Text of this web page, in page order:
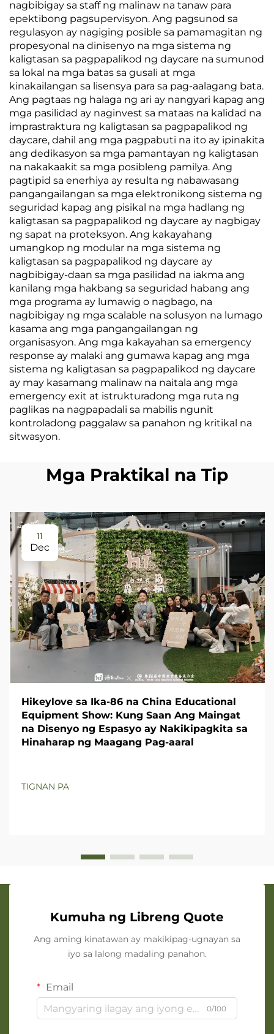
nagbibigay sa staff ng malinaw na tanaw para
epektibong pagsupervisyon. Ang pagsunod sa
regulasyon ay nagiging posible sa pamamagitan ng
propesyonal na dinisenyo na mga sistema ng
kaligtasan sa pagpapalikod ng daycare na sumunod
sa lokal na mga batas sa gusali at mga
kinakailangan sa lisensya para sa pag-aalagang bata.
Ang pagtaas ng halaga ng ari ay nangyari kapag ang
mga pasilidad ay naginvest sa mataas na kalidad na
imprastraktura ng kaligtasan sa pagpapalikod ng
daycare, dahil ang mga pagpabuti na ito ay ipinakita
ang dedikasyon sa mga pamantayan ng kaligtasan
na nakakaakit sa mga posibleng pamilya. Ang
pagtipid sa enerhiya ay resulta ng nabawasang
pangangailangan sa mga elektronikong sistema ng
seguridad kapag ang pisikal na mga hadlang ng
kaligtasan sa pagpapalikod ng daycare ay nagbigay
ng sapat na proteksyon. Ang kakayahang
umangkop ng modular na mga sistema ng
kaligtasan sa pagpapalikod ng daycare ay
nagbibigay-daan sa mga pasilidad na iakma ang
kanilang mga hakbang sa seguridad habang ang
mga programa ay lumawig o nagbago, na
nagbibigay ng mga scalable na solusyon na lumago
kasama ang mga pangangailangan ng
organisasyon. Ang mga kakayahan sa emergency
response ay malaki ang gumawa kapag ang mga
sistema ng kaligtasan sa pagpapalikod ng daycare
ay may kasamang malinaw na naitala ang mga
emergency exit at istrukturadong mga ruta ng
paglikas na nagpapadali sa mabilis ngunit
kontroladong paggalaw sa panahon ng kritikal na
sitwasyon.
Mga Praktikal na Tip
11
Dec
Hikeylove sa Ika-86 na China Educational
Equipment Show: Kung Saan Ang Maingat
na Disenyo ng Espasyo ay Nakikipagkita sa
Hinaharap ng Maagang Pag-aaral
TIGNAN PA
Kumuha ng Libreng Quote
Ang aming kinatawan ay makikipag-ugnayan sa
iyo sa lalong madaling panahon.
Email
0/100